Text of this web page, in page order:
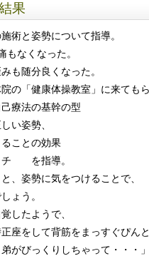
果
術と姿勢について指導。
もなくなった。
も随分良くなった。
の「健康体操教室」に来てもら
療法の基幹の型
い姿勢、
ことの効果
チ を指導。
、姿勢に気をつけることで、
ょう。
したようで、
正座をして背筋をまっすぐぴん
がびっくりしちゃって・・・」